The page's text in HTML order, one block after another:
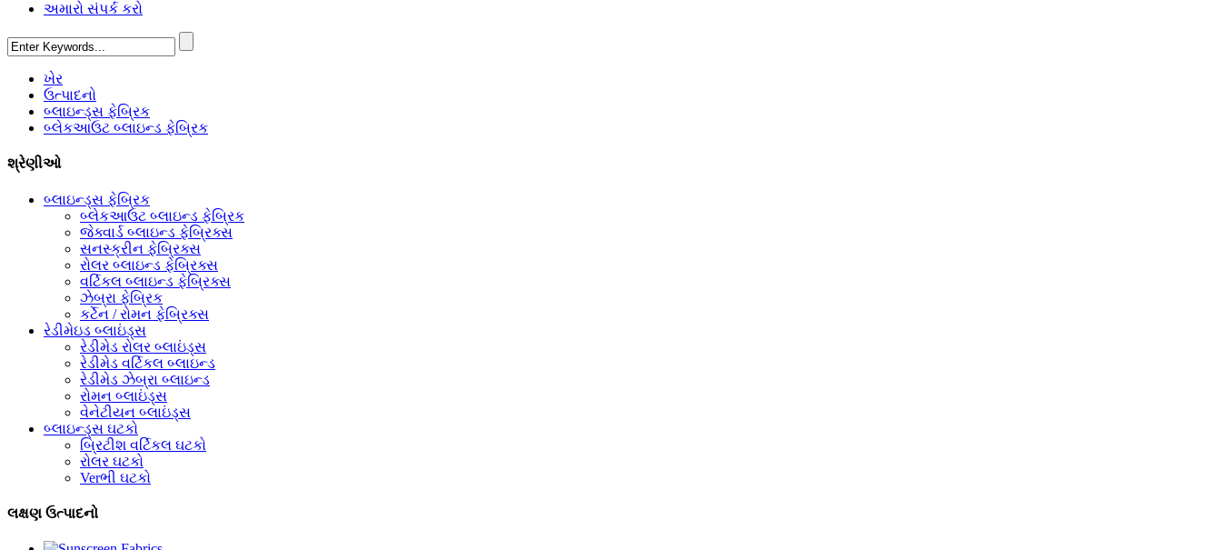
અમારો સંપર્ક કરો
ખેર
ઉત્પાદનો
બ્લાઇન્ડ્સ ફેબ્રિક
બ્લેકઆઉટ બ્લાઇન્ડ ફેબ્રિક
શ્રેણીઓ
બ્લાઇન્ડ્સ ફેબ્રિક
બ્લેકઆઉટ બ્લાઇન્ડ ફેબ્રિક
જેક્વાર્ડ બ્લાઇન્ડ ફેબ્રિક્સ
સનસ્ક્રીન ફેબ્રિક્સ
રોલર બ્લાઇન્ડ ફેબ્રિક્સ
વર્ટિકલ બ્લાઇન્ડ ફેબ્રિક્સ
ઝેબ્રા ફેબ્રિક
કર્ટેન / રોમન ફેબ્રિક્સ
રેડીમેઇડ બ્લાઇંડ્સ
રેડીમેડ રોલર બ્લાઇંડ્સ
રેડીમેડ વર્ટિકલ બ્લાઇન્ડ
રેડીમેડ ઝેબ્રા બ્લાઇન્ડ
રોમન બ્લાઇંડ્સ
વેનેટીયન બ્લાઇંડ્સ
બ્લાઇન્ડ્સ ઘટકો
બ્રિટીશ વર્ટિકલ ઘટકો
રોલર ઘટકો
Verભી ઘટકો
લક્ષણ ઉત્પાદનો